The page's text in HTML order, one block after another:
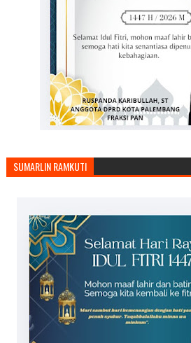
SUMARLIN RAMKUTI